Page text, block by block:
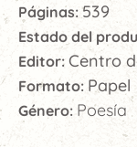
Páginas: 539
Estado del
Editor: Centro
Formato: Papel
Género: Poesía